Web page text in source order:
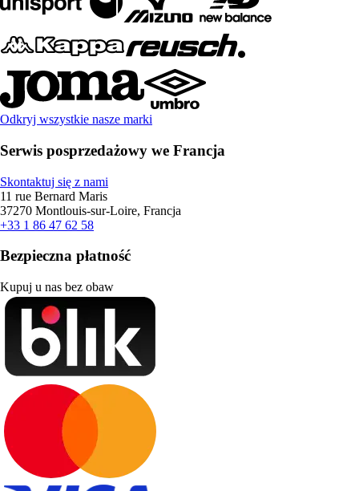
Odkryj wszystkie nasze marki
Serwis posprzedażowy we Francja
Skontaktuj się z nami
11 rue Bernard Maris
37270 Montlouis-sur-Loire, Francja
+33 1 86 47 62 58
Bezpieczna płatność
Kupuj u nas bez obaw